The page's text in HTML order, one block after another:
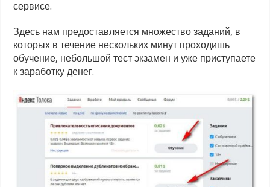
сервисе.
Здесь нам предоставляется множество заданий, в
которых в течение нескольких минут проходишь
обучение, небольшой тест экзамен и уже приступаете
к заработку денег.